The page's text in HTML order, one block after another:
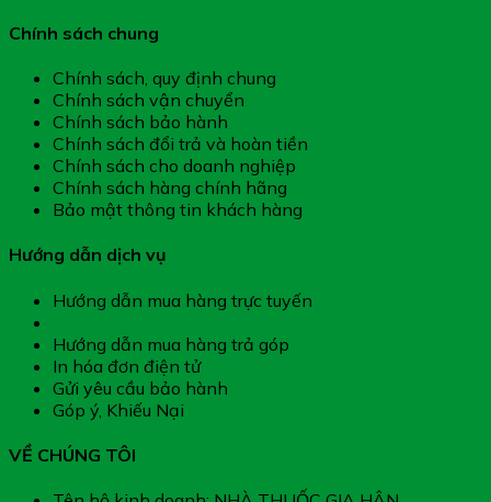
Chính sách chung
Chính sách, quy định chung
Chính sách vận chuyển
Chính sách bảo hành
Chính sách đổi trả và hoàn tiền
Chính sách cho doanh nghiệp
Chính sách hàng chính hãng
Bảo mật thông tin khách hàng
Hướng dẫn dịch vụ
Hướng dẫn mua hàng trực tuyến
Hướng dẫn mua hàng trả góp
In hóa đơn điện tử
Gửi yêu cầu bảo hành
Góp ý, Khiếu Nại
VỀ CHÚNG TÔI